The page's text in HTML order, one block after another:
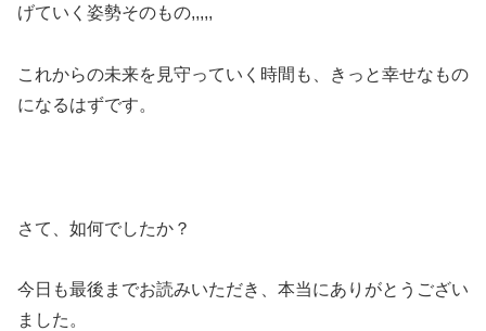
げていく姿勢そのもの,,,,,
これからの未来を見守っていく時間も、きっと幸せなもの
になるはずです。
さて、如何でしたか？
今日も最後までお読みいただき、本当にありがとうござい
ました。